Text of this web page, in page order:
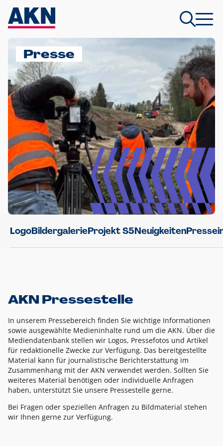
Presse
LogoBildergalerieProjekt S5Neuigkeiten
AKN Pressestelle
In unserem Pressebereich finden Sie wichtige Informationen
sowie ausgewählte Medieninhalte rund um die AKN. Über die
Mediendatenbank stellen wir Logos, Pressefotos und Artikel
für redaktionelle Zwecke zur Verfügung. Das bereitgestellte
Material kann für journalistische Berichterstattung im
Zusammenhang mit der AKN verwendet werden. Sollten Sie
weiteres Material benötigen oder individuelle Anfragen
haben, unterstützt Sie unsere Pressestelle gerne.
Bei Fragen oder speziellen Anfragen zu Bildmaterial stehen
wir Ihnen gerne zur Verfügung.